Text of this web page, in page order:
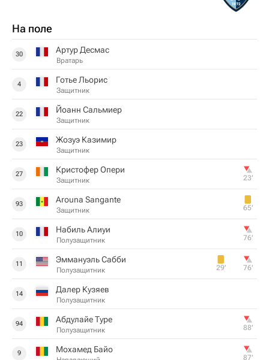
На поле
30 Артур Десмас
Вратарь
4 Готье Льорис
Защитник
22 Йоанн Сальмиер
Защитник
23 Жозуэ Казимир
Защитник
27 Кристофер Опери
Защитник 23‎’‎
93 Arouna Sangante
Защитник 65‎’‎
10 Набиль Алиуи
Полузащитник 76‎’‎
11 Эммануэль Сабби
Полузащитник 29‎’‎ 76‎’‎
14 Далер Кузяев
Полузащитник
94 Абдулайе Туре
Полузащитник 88‎’‎
9 Мохамед Байо
87‎’‎